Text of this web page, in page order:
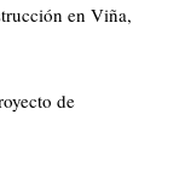
en Viña,
de